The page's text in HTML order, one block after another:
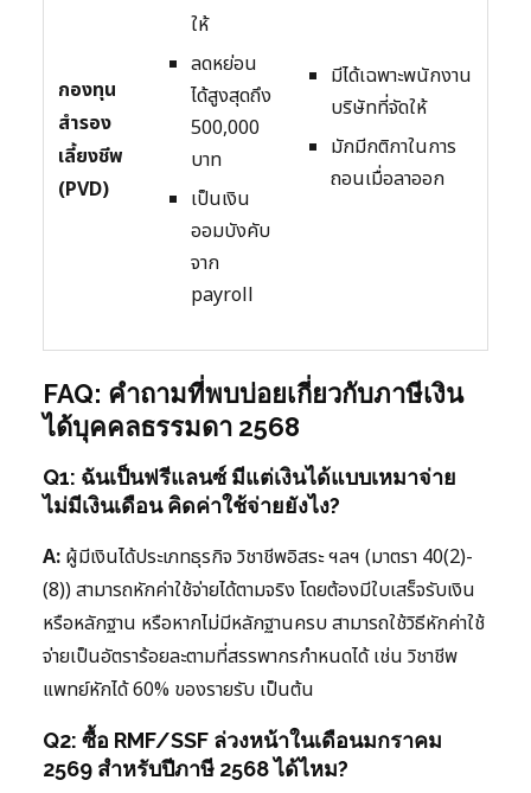
กองทุน
สำรอง
เลี้ยงชีพ
(PVD)
ให้
ลดหย่อน
ได้สูงสุดถึง
500,000
บาท
เป็นเงิน
ออมบังคับ
จาก
payroll
มีได้เฉพาะพนักงาน
บริษัทที่จัดให้
มักมีกติกาในการ
ถอนเมื่อลาออก
FAQ: คำถามที่พบบ่อยเกี่ยวกับภาษีเงิน
ได้บุคคลธรรมดา 2568
Q1: ฉันเป็นฟรีแลนซ์ มีแต่เงินได้แบบเหมาจ่าย
ไม่มีเงินเดือน คิดค่าใช้จ่ายยังไง?
A: ผู้มีเงินได้ประเภทธุรกิจ วิชาชีพอิสระ ฯลฯ (มาตรา 40(2)-
(8)) สามารถหักค่าใช้จ่ายได้ตามจริง โดยต้องมีใบเสร็จรับเงิน
หรือหลักฐาน หรือหากไม่มีหลักฐานครบ สามารถใช้วิธีหักค่าใช้
จ่ายเป็นอัตราร้อยละตามที่สรรพากรกำหนดได้ เช่น วิชาชีพ
แพทย์หักได้ 60% ของรายรับ เป็นต้น
Q2: ซื้อ RMF/SSF ล่วงหน้าในเดือนมกราคม
2569 สำหรับปีภาษี 2568 ได้ไหม?